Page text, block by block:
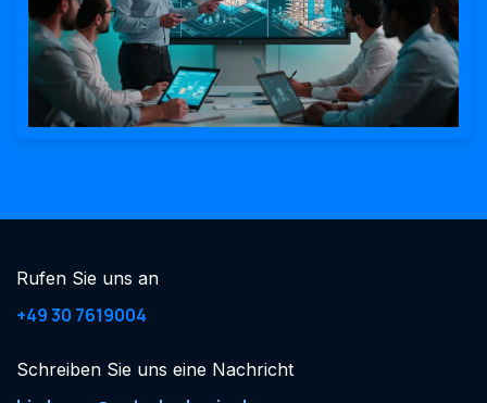
Rufen Sie uns an
+49 30 7619004
Schreiben Sie uns eine Nachricht